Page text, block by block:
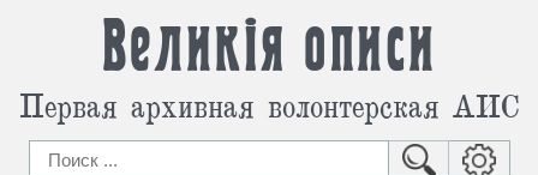
Великія описи
Первая архивная волонтерская АИС